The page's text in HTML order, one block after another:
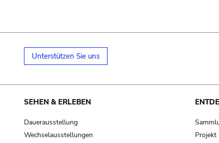
Unterstützen Sie uns
SEHEN & ERLEBEN
Dauerausstellung
Wechselausstellungen
Projekt